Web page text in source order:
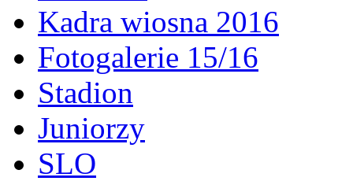
Kadra wiosna 2016
Fotogalerie 15/16
Stadion
Juniorzy
SLO